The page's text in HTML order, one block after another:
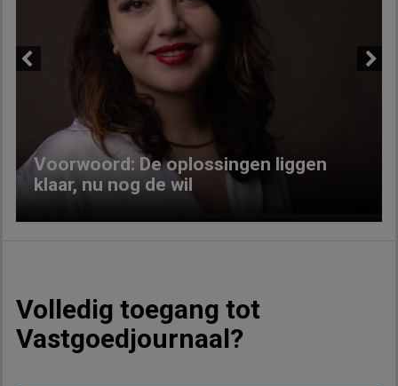
Voorwoord: De oplossingen liggen
klaar, nu nog de wil
Volledig toegang tot
Vastgoedjournaal?